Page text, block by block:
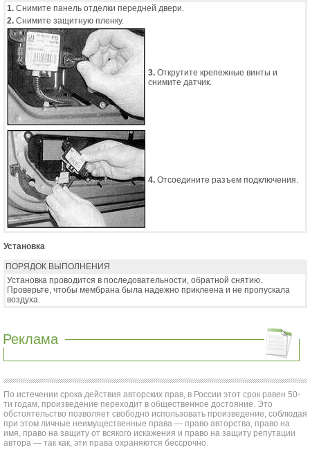
1. Снимите панель отделки передней двери.
2. Снимите защитную пленку.
3. Открутите крепежные винты и
снимите датчик.
4. Отсоедините разъем подключения.
Установка
ПОРЯДОК ВЫПОЛНЕНИЯ
Установка проводится в последовательности, обратной снятию.
Проверьте, чтобы мембрана была надежно приклеена и не пропускала
воздуха.
Реклама
По истечении срока действия авторских прав, в России этот срок равен 50-
ти годам, произведение переходит в общественное достояние. Это
обстоятельство позволяет свободно использовать произведение, соблюдая
при этом личные неимущественные права — право авторства, право на
имя, право на защиту от всякого искажения и право на защиту репутации
автора — так как, эти права охраняются бессрочно.